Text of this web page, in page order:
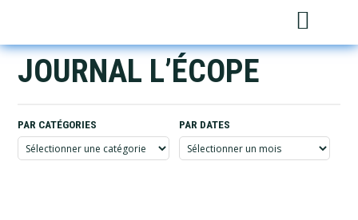
primary
navigation
main
content
footer
JOURNAL L’ÉCOPE
PAR CATÉGORIES
Par
catégories
PAR DATES
Par
dates